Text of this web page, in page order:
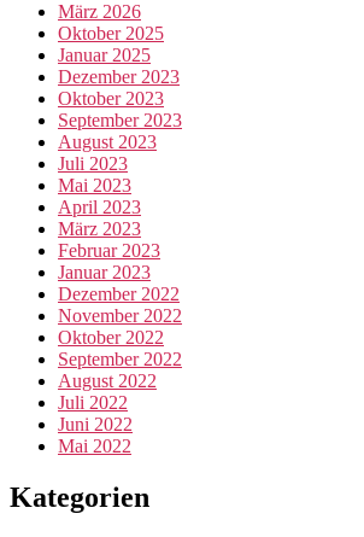
März 2026
Oktober 2025
Januar 2025
Dezember 2023
Oktober 2023
September 2023
August 2023
Juli 2023
Mai 2023
April 2023
März 2023
Februar 2023
Januar 2023
Dezember 2022
November 2022
Oktober 2022
September 2022
August 2022
Juli 2022
Juni 2022
Mai 2022
Kategorien